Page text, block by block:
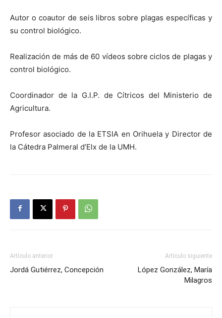
Autor o coautor de seis libros sobre plagas específicas y
su control biológico.
Realización de más de 60 vídeos sobre ciclos de plagas y
control biológico.
Coordinador de la G.I.P. de Cítricos del Ministerio de
Agricultura.
Profesor asociado de la ETSIA en Orihuela y Director de
la Cátedra Palmeral d’Elx de la UMH.
Artículo anterior
Jordá Gutiérrez, Concepción
Artículo siguiente
López González, María
Milagros